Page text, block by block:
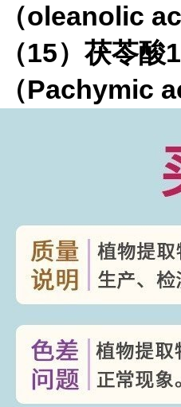
（oleanolic
（15）茯苓酸
（Pachymic